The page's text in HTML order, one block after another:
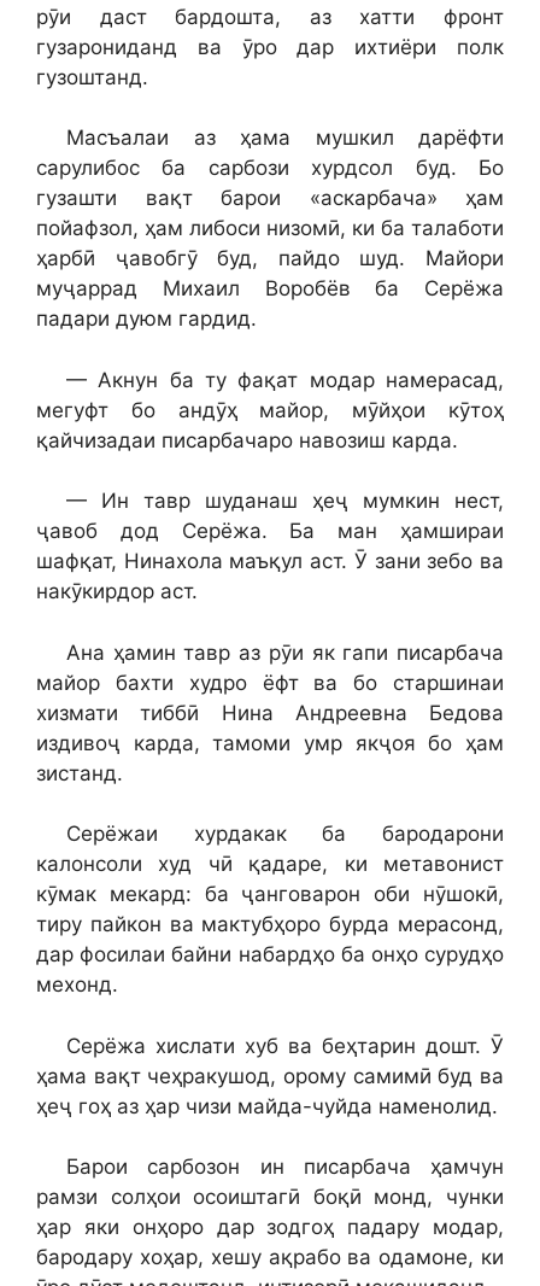
рӯи даст бардошта, аз хатти фронт
гузарониданд ва ӯро дар ихтиёри полк
гузоштанд.
Масъалаи аз ҳама мушкил дарёфти
сарулибос ба сарбози хурдсол буд. Бо
гузашти вақт барои «аскарбача» ҳам
пойафзол, ҳам либоси низомӣ, ки ба талаботи
ҳарбӣ ҷавобгӯ буд, пайдо шуд. Майори
муҷаррад Михаил Воробёв ба Серёжа
падари дуюм гардид.
— Акнун ба ту фақат модар намерасад,
мегуфт бо андӯҳ майор, мӯйҳои кӯтоҳ
қайчизадаи писарбачаро навозиш карда.
— Ин тавр шуданаш ҳеҷ мумкин нест,
ҷавоб дод Серёжа. Ба ман ҳамшираи
шафқат, Нинахола маъқул аст. Ӯ зани зебо ва
накӯкирдор аст.
Ана ҳамин тавр аз рӯи як гапи писарбача
майор бахти худро ёфт ва бо старшинаи
хизмати тиббӣ Нина Андреевна Бедова
издивоҷ карда, тамоми умр якҷоя бо ҳам
зистанд.
Серёжаи хурдакак ба бародарони
калонсоли худ чӣ қадаре, ки метавонист
кӯмак мекард: ба ҷанговарон оби нӯшокӣ,
тиру пайкон ва мактубҳоро бурда мерасонд,
дар фосилаи байни набардҳо ба онҳо сурудҳо
мехонд.
Серёжа хислати хуб ва беҳтарин дошт. Ӯ
ҳама вақт чеҳракушод, орому самимӣ буд ва
ҳеҷ гоҳ аз ҳар чизи майда-чуйда наменолид.
Барои сарбозон ин писарбача ҳамчун
рамзи солҳои осоиштагӣ боқӣ монд, чунки
ҳар яки онҳоро дар зодгоҳ падару модар,
бародару хоҳар, хешу ақрабо ва одамоне, ки